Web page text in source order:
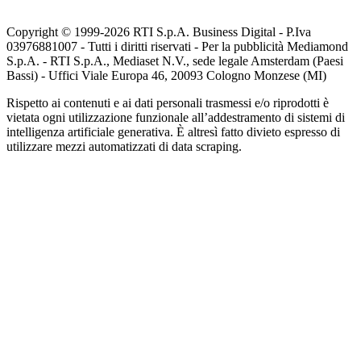
Copyright © 1999-2026 RTI S.p.A. Business Digital - P.Iva
03976881007 - Tutti i diritti riservati - Per la pubblicità Mediamond
S.p.A. - RTI S.p.A., Mediaset N.V., sede legale Amsterdam (Paesi
Bassi) - Uffici Viale Europa 46, 20093 Cologno Monzese (MI)
Rispetto ai contenuti e ai dati personali trasmessi e/o riprodotti è
vietata ogni utilizzazione funzionale all’addestramento di sistemi di
intelligenza artificiale generativa. È altresì fatto divieto espresso di
utilizzare mezzi automatizzati di data scraping.